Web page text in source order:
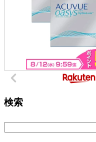
検索